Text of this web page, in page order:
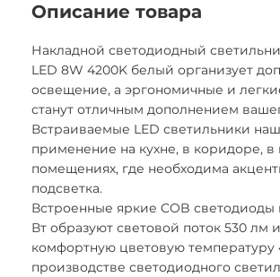
Описание товара
Накладной светодиодный
LED 8W 4200K белый организует
освещение, а эргономичные и
станут отличным дополнением
Встраиваемые LED светильники
применение на кухне, в коридоре, в
помещениях, где необходима
подсветка.
Встроенные яркие COB
Вт образуют световой поток 530 лм
комфортную цветовую температуру
производстве светодиодного